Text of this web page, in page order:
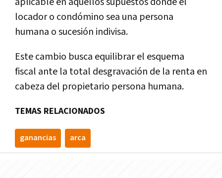
locador o condómino sea una persona
humana o sucesión indivisa.
Este cambio busca equilibrar el esquema
fiscal ante la total desgravación de la renta en
cabeza del propietario persona humana.
TEMAS RELACIONADOS
ganancias arca